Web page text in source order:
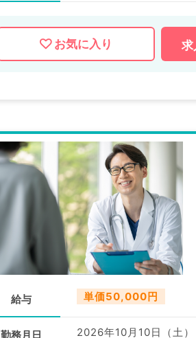
お気に入り 求
給与 単価50,000円
勤務月日 2026年10月10日（土）